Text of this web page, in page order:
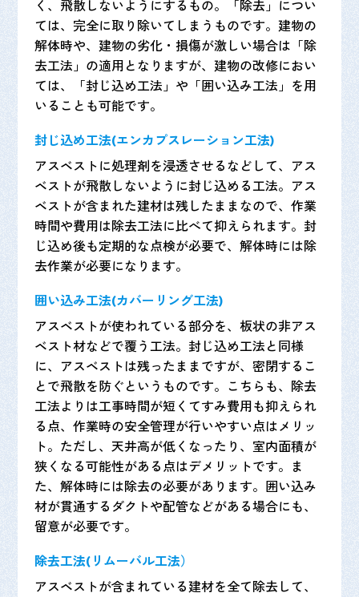
く、飛散しないようにするもの。「除去」につい
ては、完全に取り除いてしまうものです。建物の
解体時や、建物の劣化・損傷が激しい場合は「除
去工法」の適用となりますが、建物の改修におい
ては、「封じ込め工法」や「囲い込み工法」を用
いることも可能です。
封じ込め工法(エンカプスレーション工法)
アスベストに処理剤を浸透させるなどして、アス
ベストが飛散しないように封じ込める工法。アス
ベストが含まれた建材は残したままなので、作業
時間や費用は除去工法に比べて抑えられます。封
じ込め後も定期的な点検が必要で、解体時には除
去作業が必要になります。
囲い込み工法(カバーリング工法)
アスベストが使われている部分を、板状の非アス
ベスト材などで覆う工法。封じ込め工法と同様
に、アスベストは残ったままですが、密閉するこ
とで飛散を防ぐというものです。こちらも、除去
工法よりは工事時間が短くてすみ費用も抑えられ
る点、作業時の安全管理が行いやすい点はメリッ
ト。ただし、天井高が低くなったり、室内面積が
狭くなる可能性がある点はデメリットです。ま
た、解体時には除去の必要があります。囲い込み
材が貫通するダクトや配管などがある場合にも、
留意が必要です。
除去工法(リムーバル工法）
アスベストが含まれている建材を全て除去して、